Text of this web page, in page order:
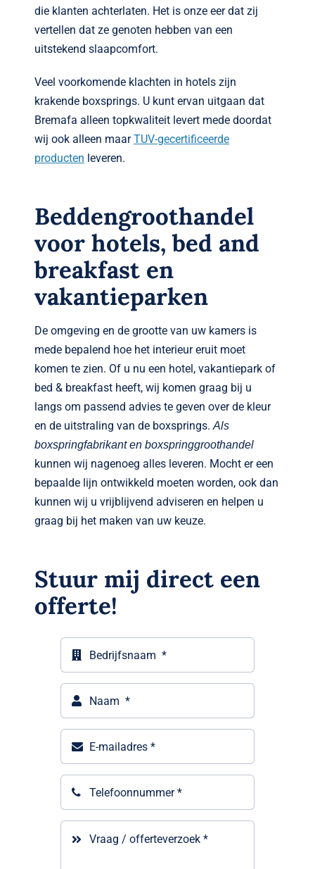
die klanten achterlaten. Het is onze eer dat zij
vertellen dat ze genoten hebben van een
uitstekend slaapcomfort.
Veel voorkomende klachten in hotels zijn
krakende boxsprings. U kunt ervan uitgaan dat
Bremafa alleen topkwaliteit levert mede doordat
wij ook alleen maarTUV-gecertificeerde
producten leveren.
Beddengroothandel
voor hotels, bed and
breakfast en
vakantieparken
De omgeving en de grootte van uw kamers is
mede bepalend hoe het interieur eruit moet
komen te zien. Of u nu een hotel, vakantiepark of
bed & breakfast heeft, wij komen graag bij u
langs om passend advies te geven over de kleur
en de uitstraling van de boxsprings.Als
boxspringfabrikant en boxspringgroothandel
kunnen wij nagenoeg alles leveren. Mocht er een
bepaalde lijn ontwikkeld moeten worden, ook dan
kunnen wij u vrijblijvend adviseren en helpen u
graag bij het maken van uw keuze.
Stuur mij direct een
offerte!